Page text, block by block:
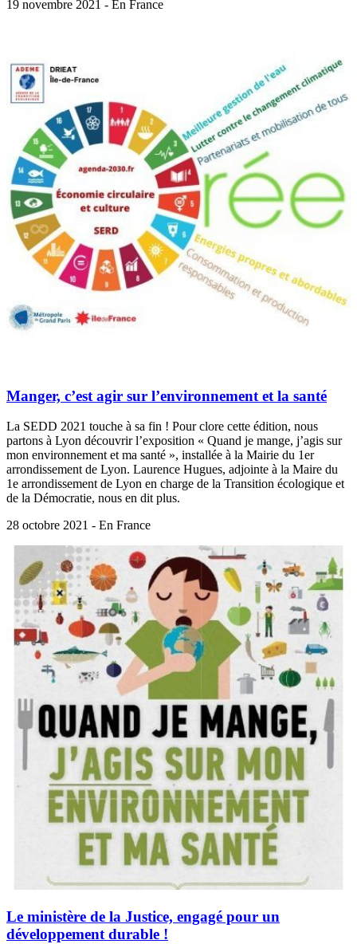
19 novembre 2021 - En France
Manger, c’est agir sur l’environnement et la santé
La SEDD 2021 touche à sa fin ! Pour clore cette édition, nous
partons à Lyon découvrir l’exposition « Quand je mange, j’agis sur
mon environnement et ma santé », installée à la Mairie du 1er
arrondissement de Lyon. Laurence Hugues, adjointe à la Maire du
1e arrondissement de Lyon en charge de la Transition écologique et
de la Démocratie, nous en dit plus.
28 octobre 2021 - En France
Le ministère de la Justice, engagé pour un
développement durable !